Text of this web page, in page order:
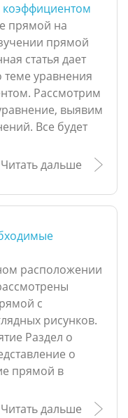
прямой на
прямой
статья дает
уравнения
Рассмотрим
выявим
Все будет
Читать дальше
расположении
с
рисунков.
Раздел о
о
прямой в
Читать дальше